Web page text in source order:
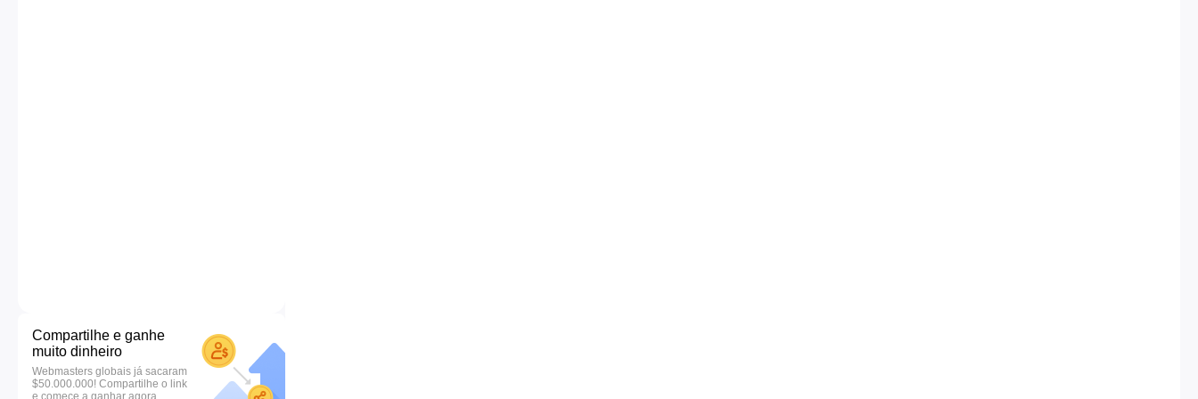
Compartilhe e ganhe
muito dinheiro
Webmasters globais já sacaram
$50.000.000! Compartilhe o link
e comece a ganhar agora.